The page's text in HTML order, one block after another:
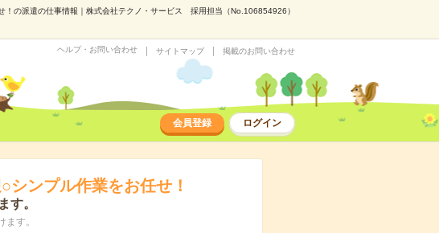
の派遣の仕事情報｜株式会社テクノ・サービス 採用担当（No.106854926）
ヘルプ・お問い合わせ サイトマップ 掲載のお問い合わせ
会員登録 ログイン
ンプル作業をお任せ！
す。
す。